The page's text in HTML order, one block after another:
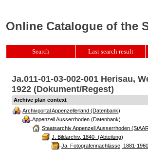
Ja.011-01-03-002-001 Herisau,
1922 (Dokument/Regest)
Archive plan context
Archivportal Appenzellerland (Datenbank)
Appenzell Ausserrhoden (Datenbank)
Staatsarchiv Appenzell Ausserrhoden
J. Bildarchiv, 1840- (Abteilung)
Ja. Fotografennachlässe, 1881-
Online Catalogue of the
Search Last search result